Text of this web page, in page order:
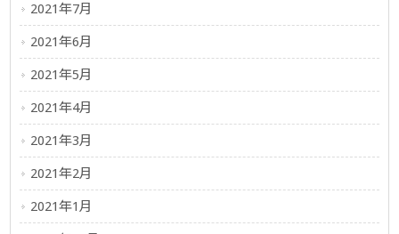
2021年7月
2021年6月
2021年5月
2021年4月
2021年3月
2021年2月
2021年1月